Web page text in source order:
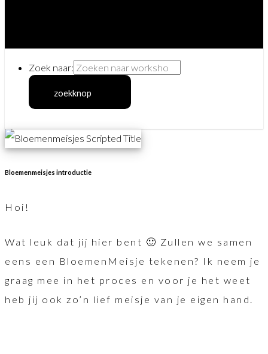
Zoek naar:
zoekknop
Bloemenmeisjes introductie
Hoi!
Wat leuk dat jij hier bent 🙂 Zullen we samen
eens een BloemenMeisje tekenen? Ik neem je
graag mee in het proces en voor je het weet
heb jij ook zo’n lief meisje van je eigen hand.